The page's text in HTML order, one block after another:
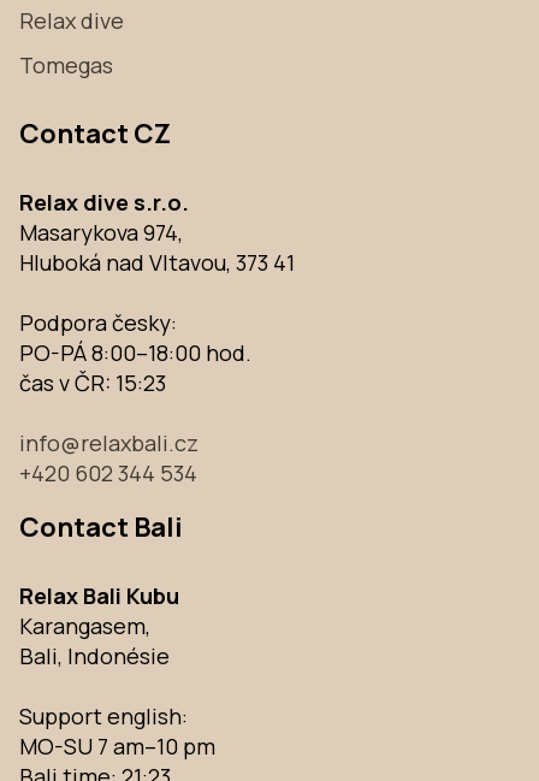
Relax dive
Tomegas
Contact CZ
Relax dive s.r.o.
Masarykova 974,
Hluboká nad Vltavou, 373 41
Podpora česky:
PO-PÁ 8:00–18:00 hod.
čas v ČR: 15:23
info@relaxbali.cz
+420 602 344 534
Contact Bali
Relax Bali Kubu
Karangasem,
Bali, Indonésie
Support english:
MO-SU 7 am–10 pm